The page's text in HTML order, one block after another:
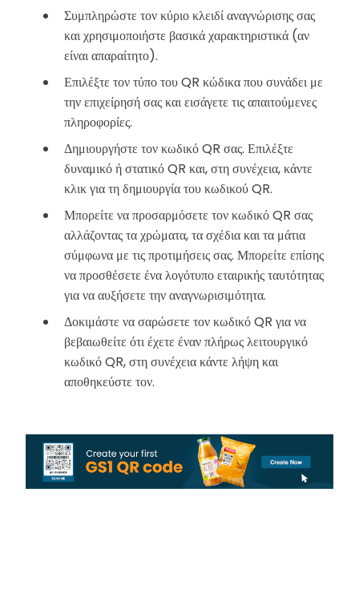
Συμπληρώστε τον κύριο κλειδί αναγνώρισης σας
και χρησιμοποιήστε βασικά χαρακτηριστικά (αν
είναι απαραίτητο).
Επιλέξτε τον τύπο του QR κώδικα που συνάδει με
την επιχείρησή σας και εισάγετε τις απαιτούμενες
πληροφορίες.
Δημιουργήστε τον κωδικό QR σας. Επιλέξτε
δυναμικό ή στατικό QR και, στη συνέχεια, κάντε
κλικ για τη δημιουργία του κωδικού QR.
Μπορείτε να προσαρμόσετε τον κωδικό QR σας
αλλάζοντας τα χρώματα, τα σχέδια και τα μάτια
σύμφωνα με τις προτιμήσεις σας. Μπορείτε επίσης
να προσθέσετε ένα λογότυπο εταιρικής ταυτότητας
για να αυξήσετε την αναγνωρισιμότητα.
Δοκιμάστε να σαρώσετε τον κωδικό QR για να
βεβαιωθείτε ότι έχετε έναν πλήρως λειτουργικό
κωδικό QR, στη συνέχεια κάντε λήψη και
αποθηκεύστε τον.